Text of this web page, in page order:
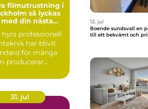
filmutrustning i
så lyckas
din nästa
professionell
har blivit
för många
producerar
31. jul
12. jul
Boende sundsvall en praktisk guide
till ett bekvämt och